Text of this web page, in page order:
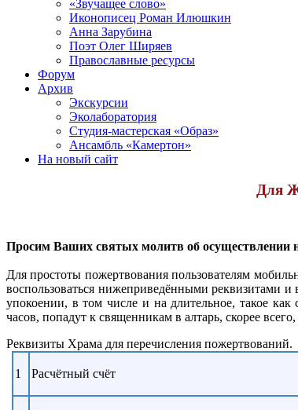
«Звучащее слово»
Иконописец Роман Илюшкин
Анна Зарубина
Поэт Олег Ширяев
Православные ресурсы
Форум
Архив
Экскурсии
Эколаборатория
Студия-мастерская «Образ»
Ансамбль «Камертон»
На новый сайт
Для
Просим Ваших святых молитв об осуществлении
Для простоты пожертвованияпользователям
воспользоваться нижеприведёнными реквизитами
упокоении, в том числе и на длительное, такое
часов, попадут к священникам в алтарь, скорее
Реквизиты Храма для перечисления пожертвований.
1 Расчётный счёт